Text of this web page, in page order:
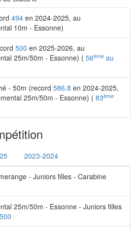
494 en 2024-2025, au
10m - Essonne)
500 en 2025-2026, au
25m/50m - Essonne) ( 56ème au
- 50m (record 586.8 en 2024-2025,
25m/50m - Essonne) ( 83ème
2023-2024
- Juniors filles - Carabine
25m/50m - Essonne - Juniors filles
500